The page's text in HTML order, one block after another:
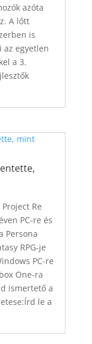
azóta
A lőtt
is
az egyetlen
a 3.
Re
PC-re és
Persona
RPG-je
PC-re
One-ra
ismertető a
le a